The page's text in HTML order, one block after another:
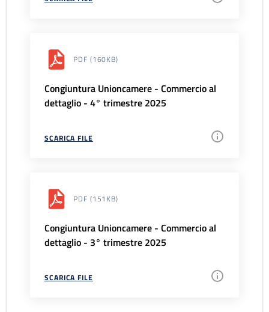
PDF (160KB)
Congiuntura Unioncamere - Commercio al
dettaglio - 4° trimestre 2025
SCARICA FILE
PDF (151KB)
Congiuntura Unioncamere - Commercio al
dettaglio - 3° trimestre 2025
SCARICA FILE